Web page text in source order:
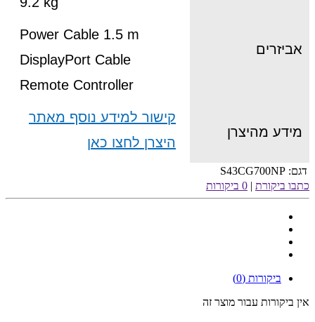
אביזרים
Power Cable 1.5 m
DisplayPort Cable
Remote Controller
מידע מהיצרן
קישור למידע נוסף מאתר
היצרן לחצו כאן
דגם: S43CG700NP
כתבו ביקורת | 0 ביקורות
ביקורות (0)
אין ביקורות עבור מוצר זה